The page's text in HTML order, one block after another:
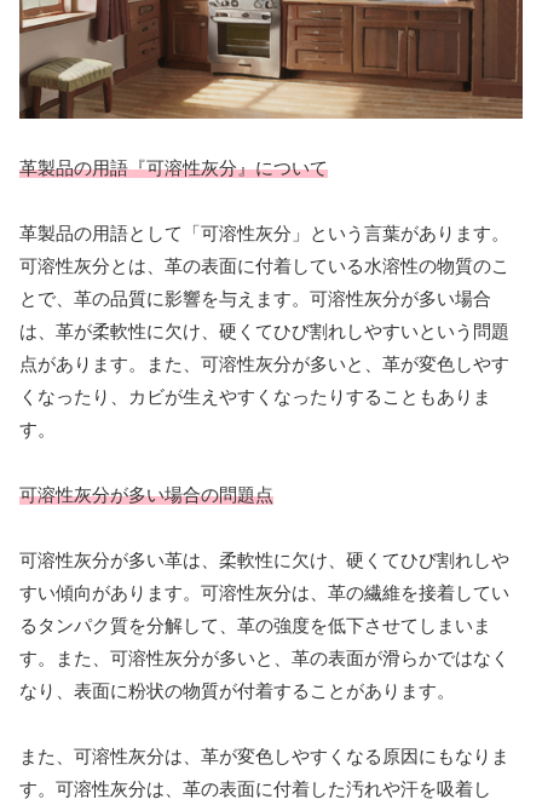
革製品の用語『可溶性灰分』について
革製品の用語として「可溶性灰分」という言葉があります。
可溶性灰分とは、革の表面に付着している水溶性の物質のこ
とで、革の品質に影響を与えます。可溶性灰分が多い場合
は、革が柔軟性に欠け、硬くてひび割れしやすいという問題
点があります。また、可溶性灰分が多いと、革が変色しやす
くなったり、カビが生えやすくなったりすることもありま
す。
可溶性灰分が多い場合の問題点
可溶性灰分が多い革は、柔軟性に欠け、硬くてひび割れしや
すい傾向があります。可溶性灰分は、革の繊維を接着してい
るタンパク質を分解して、革の強度を低下させてしまいま
す。また、可溶性灰分が多いと、革の表面が滑らかではなく
なり、表面に粉状の物質が付着することがあります。
また、可溶性灰分は、革が変色しやすくなる原因にもなりま
す。可溶性灰分は、革の表面に付着した汚れや汗を吸着し